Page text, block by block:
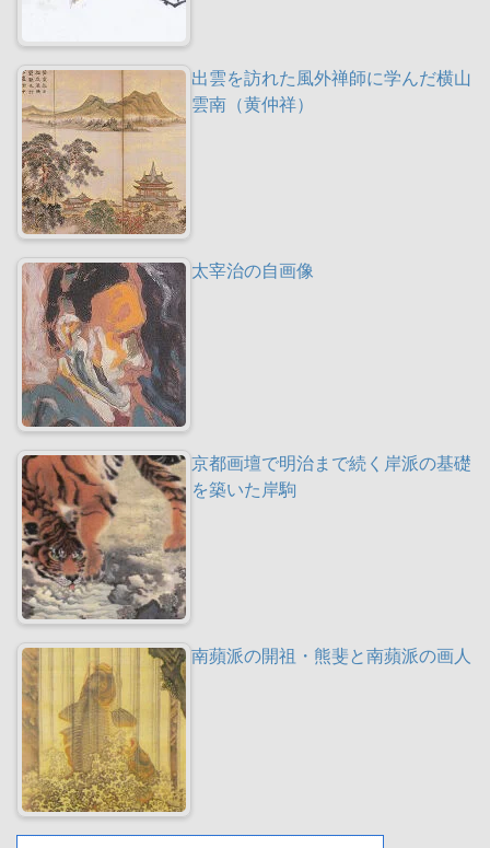
出雲を訪れた風外禅師に学んだ横山
雲南（黄仲祥）
太宰治の自画像
京都画壇で明治まで続く岸派の基礎
を築いた岸駒
南蘋派の開祖・熊斐と南蘋派の画人